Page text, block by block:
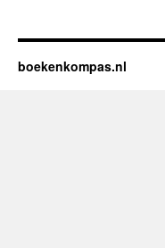
boekenkompas.nl